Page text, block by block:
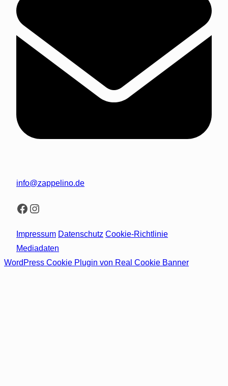
info@zappelino.de
Facebook
Instagram
Impressum Datenschutz Cookie-Richtlinie
Mediadaten
WordPress Cookie Plugin von Real Cookie Banner